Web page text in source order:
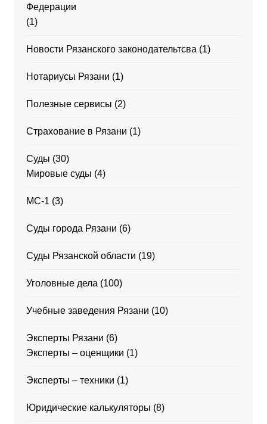
Федерации
(1)
Новости Рязанского законодательтсва (1)
Нотариусы Рязани (1)
Полезные сервисы (2)
Страхование в Рязани (1)
Суды (30)
Мировые суды (4)
МС-1 (3)
Суды города Рязани (6)
Суды Рязанской области (19)
Уголовные дела (100)
Учебные заведения Рязани (10)
Эксперты Рязани (6)
Эксперты – оценщики (1)
Эксперты – техники (1)
Юридические калькуляторы (8)